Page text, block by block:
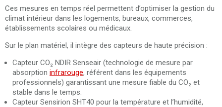
Ces mesures en temps réel permettent d’optimiser la gestion du
climat intérieur dans les logements, bureaux, commerces,
établissements scolaires ou médicaux.
Sur le plan matériel, il intègre des capteurs de haute précision :
Capteur CO₂ NDIR Senseair (technologie de mesure par
absorption infrarouge, référent dans les équipements
professionnels) garantissant une mesure fiable du CO₂ et
stable dans le temps.
Capteur Sensirion SHT40 pour la température et l’humidité,